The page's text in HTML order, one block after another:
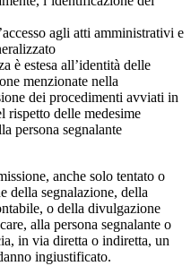
agli atti amministrativi e
è estesa all’identità delle
menzionate nella
dei procedimenti avviati in
rispetto delle medesime
persona segnalante
anche solo tentato o
della segnalazione, della
o della divulgazione
alla persona segnalante o
in via diretta o indiretta, un
ingiustificato.